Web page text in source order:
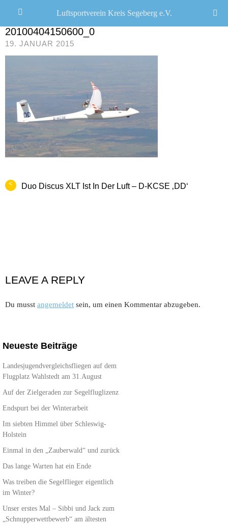
CHRISTOPH R. SCHWARZ 0 COMMENTS
20100404150600_0
19. JANUAR 2015
< Duo Discus XLT Ist In Der Luft – D-KCSE ‚DD‘
LEAVE A REPLY
Du musst angemeldet sein, um einen Kommentar abzugeben.
Neueste Beiträge
Landesjugendvergleichsfliegen auf dem
Flugplatz Wahlstedt am 31.August
Auf der Zielgeraden zur Segelfluglizenz
Endspurt bei der Winterarbeit
Im siebten Himmel über Schleswig-
Holstein
Einmal in den „Zauberwald“ und zurück
Das lange Warten hat ein Ende
Was treiben die Segelflieger eigentlich
im Winter?
Unser erstes Mal – Sibbi und Jack zum
„Schnupperwettbewerb“ am ältesten
Luftsportverein Kreis Segeberg e.V.